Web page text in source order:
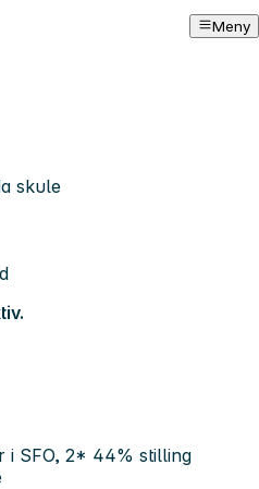
Meny
skule
i SFO, 2* 44% stilling